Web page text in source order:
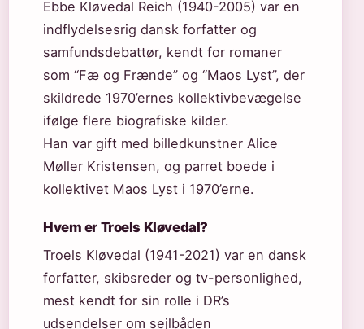
Ebbe Kløvedal Reich (1940-2005) var en
indflydelsesrig dansk forfatter og
samfundsdebattør, kendt for romaner
som “Fæ og Frænde” og “Maos Lyst”, der
skildrede 1970’ernes kollektivbevægelse
ifølge flere biografiske kilder.
Han var gift med billedkunstner Alice
Møller Kristensen, og parret boede i
kollektivet Maos Lyst i 1970’erne.
Hvem er Troels Kløvedal?
Troels Kløvedal (1941-2021) var en dansk
forfatter, skibsreder og tv-personlighed,
mest kendt for sin rolle i DR’s
udsendelser om sejlbåden